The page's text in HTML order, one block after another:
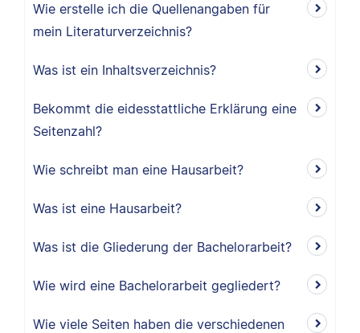
Wie erstelle ich die Quellenangaben für
mein Literaturverzeichnis?
Was ist ein Inhaltsverzeichnis?
Bekommt die eidesstattliche Erklärung eine
Seitenzahl?
Wie schreibt man eine Hausarbeit?
Was ist eine Hausarbeit?
Was ist die Gliederung der Bachelorarbeit?
Wie wird eine Bachelorarbeit gegliedert?
Wie viele Seiten haben die verschiedenen